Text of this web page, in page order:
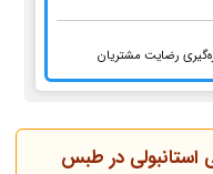
رضایت مشتریان
استانبولی در طبس